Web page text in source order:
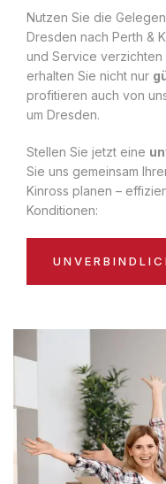
Nutzen Sie die
Dresden nach Perth &
und Service verzichten
erhalten Sie nicht nur
profitieren auch von
um Dresden.
Stellen Sie jetzt eine
Sie uns gemeinsam
Kinross planen –
Konditionen: